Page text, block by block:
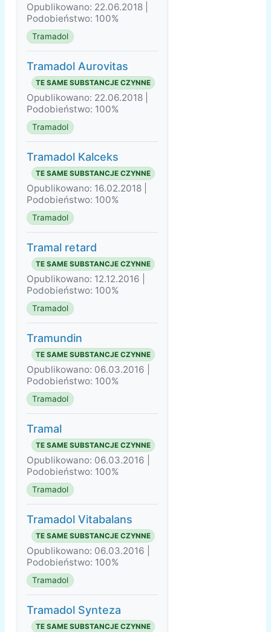
Opublikowano: 22.06.2018 |
Podobieństwo: 100%
Tramadol
Tramadol Aurovitas
TE SAME SUBSTANCJE CZYNNE
Opublikowano: 22.06.2018 |
Podobieństwo: 100%
Tramadol
Tramadol Kalceks
TE SAME SUBSTANCJE CZYNNE
Opublikowano: 16.02.2018 |
Podobieństwo: 100%
Tramadol
Tramal retard
TE SAME SUBSTANCJE CZYNNE
Opublikowano: 12.12.2016 |
Podobieństwo: 100%
Tramadol
Tramundin
TE SAME SUBSTANCJE CZYNNE
Opublikowano: 06.03.2016 |
Podobieństwo: 100%
Tramadol
Tramal
TE SAME SUBSTANCJE CZYNNE
Opublikowano: 06.03.2016 |
Podobieństwo: 100%
Tramadol
Tramadol Vitabalans
TE SAME SUBSTANCJE CZYNNE
Opublikowano: 06.03.2016 |
Podobieństwo: 100%
Tramadol
Tramadol Synteza
TE SAME SUBSTANCJE CZYNNE